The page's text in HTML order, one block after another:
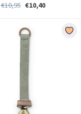
€10,95 €10,40